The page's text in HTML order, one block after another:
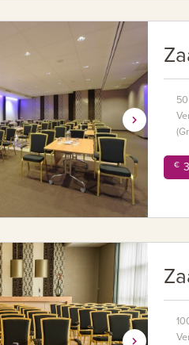
€